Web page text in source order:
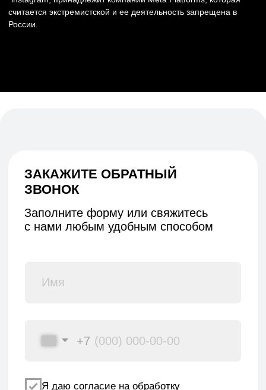
Договор оферты
© 2026 HEADCRAFT
Реквизиты
Разработка сайта
Политика конфиденциальности
*Данный интернет-сайт носит исключительно
информационный характер и ни при каких условиях